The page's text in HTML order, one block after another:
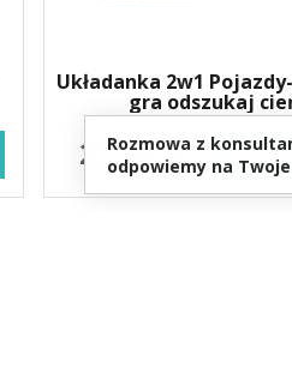
Układanka 2w1
gra odszukaj
22,90 zł DO
Rozmowa z
odpowiemy na